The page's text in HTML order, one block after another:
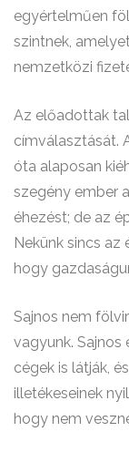
egyértelműen
szintnek,
nemzetközi
Az előadottak
címválasztását.
óta alaposan
szegény ember
éhezést; de az
Nekünk sincs
hogy
Sajnos nem
vagyunk.
cégek is látják,
illetékeseinek
hogy nem